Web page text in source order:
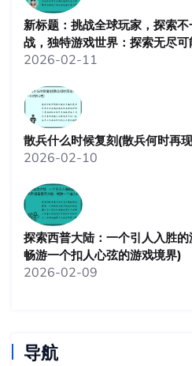
新标题：挑战全球玩家，探索
战，独特游戏世界：探索无尽可
2026-02-11
散兵什么时候复刻(散兵何时
2026-02-10
探索西普大陆：一个引人入胜的
畅游一个扣人心弦的游戏境界)
2026-02-09
导航